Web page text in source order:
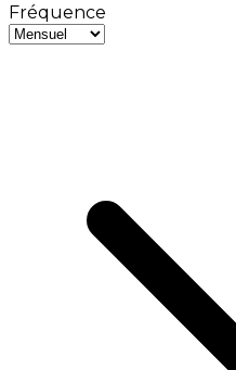
Fréquence